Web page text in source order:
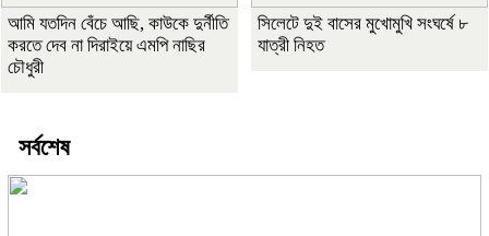
আমি যতদিন বেঁচে আছি, কাউকে দুর্নীতি
করতে দেব না দিরাইয়ে এমপি নাছির
চৌধুরী
সিলেটে দুই বাসের মুখোমুখি সংঘর্ষে ৮
যাত্রী নিহত
সর্বশেষ